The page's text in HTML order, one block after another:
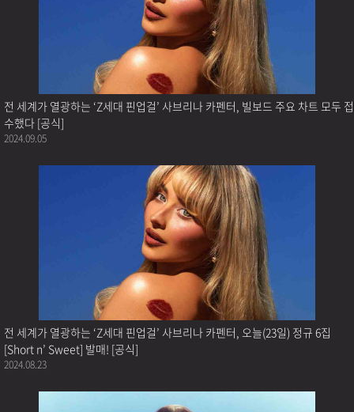
전 세계가 열광하는 ‘Z세대 핀업걸’ 사브리나 카펜터, 빌보드 주요 차트 모두 접
수했다 [공식]
2024.09.05
전 세계가 열광하는 ‘Z세대 핀업걸’ 사브리나 카펜터, 오늘(23일) 정규 6집
[Short n’ Sweet] 발매! [공식]
2024.08.23